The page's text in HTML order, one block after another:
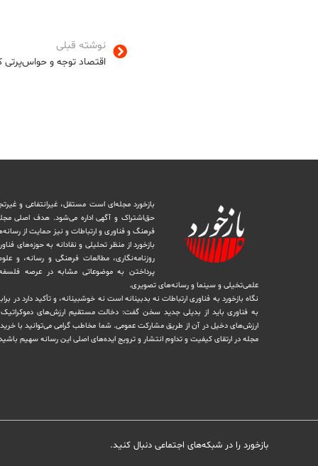
نوشته قبلی
اقتصاد توجه و حواس‌پرتی
بازخورد مجله‌ای است مستقل، غیرانتفاعی و
حق‌اشتراک و آگهی اداره می‌شود. ‏هدف اصلی
فرهنگ و فناوری و ارتباطات و نیز حمایت از
بازخورد از منظر تحلیلی و نقادانه به حوزه‌های
روزنامه‌نگاری، ‏مطالعات فرهنگی و رسانه، و
پرداختن به موضوعاتی مشابه در عرصه
علمی‌تخیلی و سینما و رسانه‌های تصویری.
نگاه بازخورد به فناوری ارتباطات نه بدبینانه است نه خوشبینانه، و تأکید دارد ‏در
به فناوری باید از بدیلی جدید سخن گفت: دخالت مستقیم ارزش‌های دموکراتیک
ارزش‌های دخيل در آن از طریق مشاركت عمومی. شما مخاطب گرامی می‌توانید با
مجله در ارتقای کیفیت و تداوم انتشار و ترویج ایده‌های اصلی این رسانه سهیم
بازخورد را در شبکه‌های اجتماعی دنبال کنید.